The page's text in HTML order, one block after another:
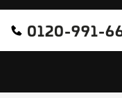
0120-991-